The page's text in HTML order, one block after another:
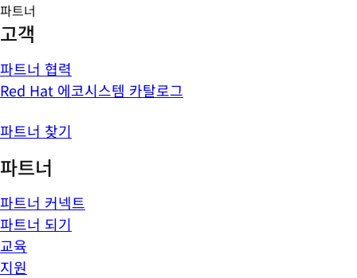
파트너
고객
파트너 협력
Red Hat 에코시스템 카탈로그
파트너 찾기
파트너
파트너 커넥트
파트너 되기
교육
지원